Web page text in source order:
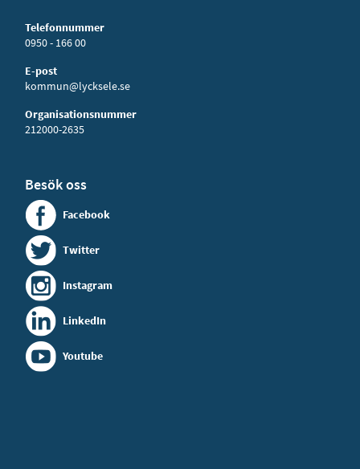
Telefonnummer
0950 - 166 00
E-post
kommun@lycksele.se
Organisationsnummer
212000-2635
Besök oss
Facebook
Twitter
Instagram
LinkedIn
Youtube